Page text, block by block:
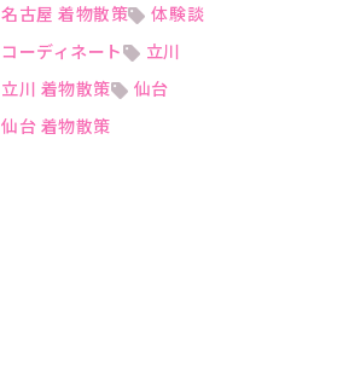
名古屋 着物散策
体験談
コーディネート
立川
立川 着物散策
仙台
仙台 着物散策